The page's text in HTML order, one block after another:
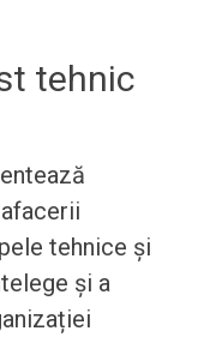
tehnic
tehnice și
și a